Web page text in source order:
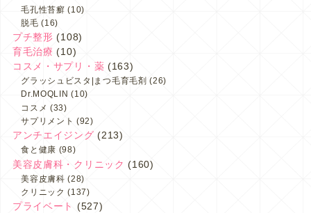
毛孔性苔癬 (10)
脱毛 (16)
プチ整形 (108)
育毛治療 (10)
コスメ・サプリ・薬 (163)
グラッシュビスタ|まつ毛育毛剤 (26)
Dr.MOQLIN (10)
コスメ (33)
サプリメント (92)
アンチエイジング (213)
食と健康 (98)
美容皮膚科・クリニック (160)
美容皮膚科 (28)
クリニック (137)
プライベート (527)